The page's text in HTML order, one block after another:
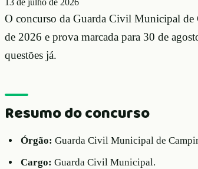
O concurso da Guarda Civil Municipal de
de 2026 e prova marcada para 30 de
questões já.
Resumo do concurso
Órgão: Guarda Civil Municipal de
Cargo: Guarda Civil Municipal.